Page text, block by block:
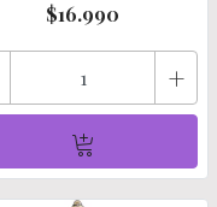
$16.990
+